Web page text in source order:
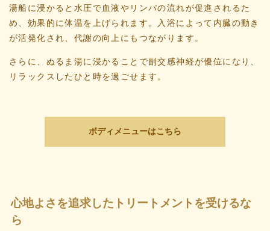
湯船に浸かると水圧で血液やリンパの流れが促進されるた
め、効果的に体温を上げられます。入浴によって内臓の動き
が活発化され、代謝の向上にもつながります。
さらに、ぬるま湯に浸かることで副交感神経が優位になり、
リラックスしたひと時を過ごせます。
ボディメニューはこちら
心地よさを追求したトリートメントを受けるな
ら